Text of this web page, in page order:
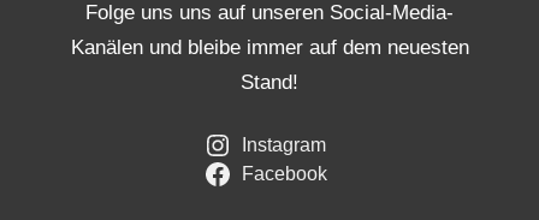
Folge uns uns auf unseren Social-Media-
Kanälen und bleibe immer auf dem neuesten
Stand!
Instagram
Facebook